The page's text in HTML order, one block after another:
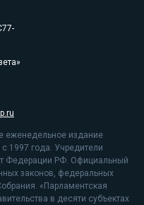
еженедельное издание
1997 года. Учредители
Федерации РФ. Официальный
законов, федеральных
«Парламентская
в десяти субъектах